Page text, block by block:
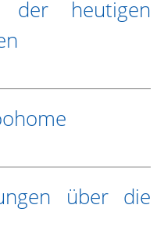
der heutigen
über die